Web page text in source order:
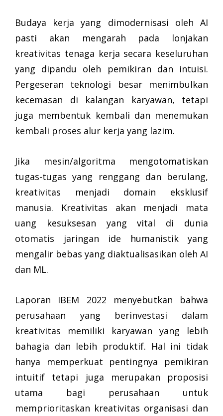
Budaya kerja yang dimodernisasi oleh AI
pasti akan mengarah pada lonjakan
kreativitas tenaga kerja secara keseluruhan
yang dipandu oleh pemikiran dan intuisi.
Pergeseran teknologi besar menimbulkan
kecemasan di kalangan karyawan, tetapi
juga membentuk kembali dan menemukan
kembali proses alur kerja yang lazim.
Jika mesin/algoritma mengotomatiskan
tugas-tugas yang renggang dan berulang,
kreativitas menjadi domain eksklusif
manusia. Kreativitas akan menjadi mata
uang kesuksesan yang vital di dunia
otomatis jaringan ide humanistik yang
mengalir bebas yang diaktualisasikan oleh AI
dan ML.
Laporan IBEM 2022 menyebutkan bahwa
perusahaan yang berinvestasi dalam
kreativitas memiliki karyawan yang lebih
bahagia dan lebih produktif. Hal ini tidak
hanya memperkuat pentingnya pemikiran
intuitif tetapi juga merupakan proposisi
utama bagi perusahaan untuk
memprioritaskan kreativitas organisasi dan